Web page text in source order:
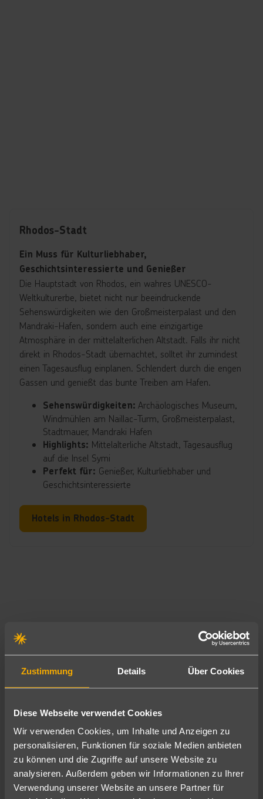
Zustimmung Details Über Cookies
Diese Webseite verwendet Cookies
Wir verwenden Cookies, um Inhalte und Anzeigen zu
personalisieren, Funktionen für soziale Medien anbieten
zu können und die Zugriffe auf unsere Website zu
analysieren. Außerdem geben wir Informationen zu Ihrer
Verwendung unserer Website an unsere Partner für
Rhodos-Stadt
Ein Muss für Kulturliebhaber,
Geschichtsinteressierte und Genießer
Die Hauptstadt von Rhodos, ein wahres UNESCO-
Weltkulturerbe, bietet nicht nur beeindruckende
Sehenswürdigkeiten wie den Großmeisterpalast und den
Mandraki-Hafen, sondern auch eine einzigartige
Atmosphäre in der mittelalterlichen Altstadt. Falls ihr nicht
direkt in Rhodos-Stadt übernachtet, solltet ihr zumindest
einen Tagesausflug einplanen. Schlendert durch die engen
Gassen und genießt das bunte Treiben am Hafen.
Sehenswürdigkeiten: Archäologisches Museum,
Windmühlen am Naillac-Turm, Großmeisterpalast,
Stadtmauer, Mandraki Hafen
Highlights: Mittelalterliche Altstadt, Tagesausflug
auf die Insel Symi
Perfekt für: Genießer, Kulturliebhaber und
Geschichtsinteressierte
Hotels in Rhodos-Stadt
Kiotari